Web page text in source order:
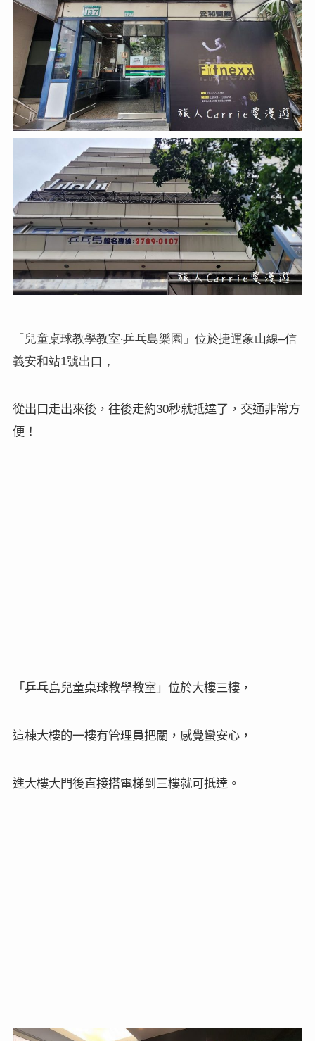
「兒童桌球教學教室‧乒乓島樂園」位於捷運象山線–信
義安和站1號出口，
從出口走出來後，往後走約30秒就抵達了，交通非常方
便！
「乒乓島兒童桌球教學教室」位於大樓三樓，
這棟大樓的一樓有管理員把關，感覺蠻安心，
進大樓大門後直接搭電梯到三樓就可抵達。